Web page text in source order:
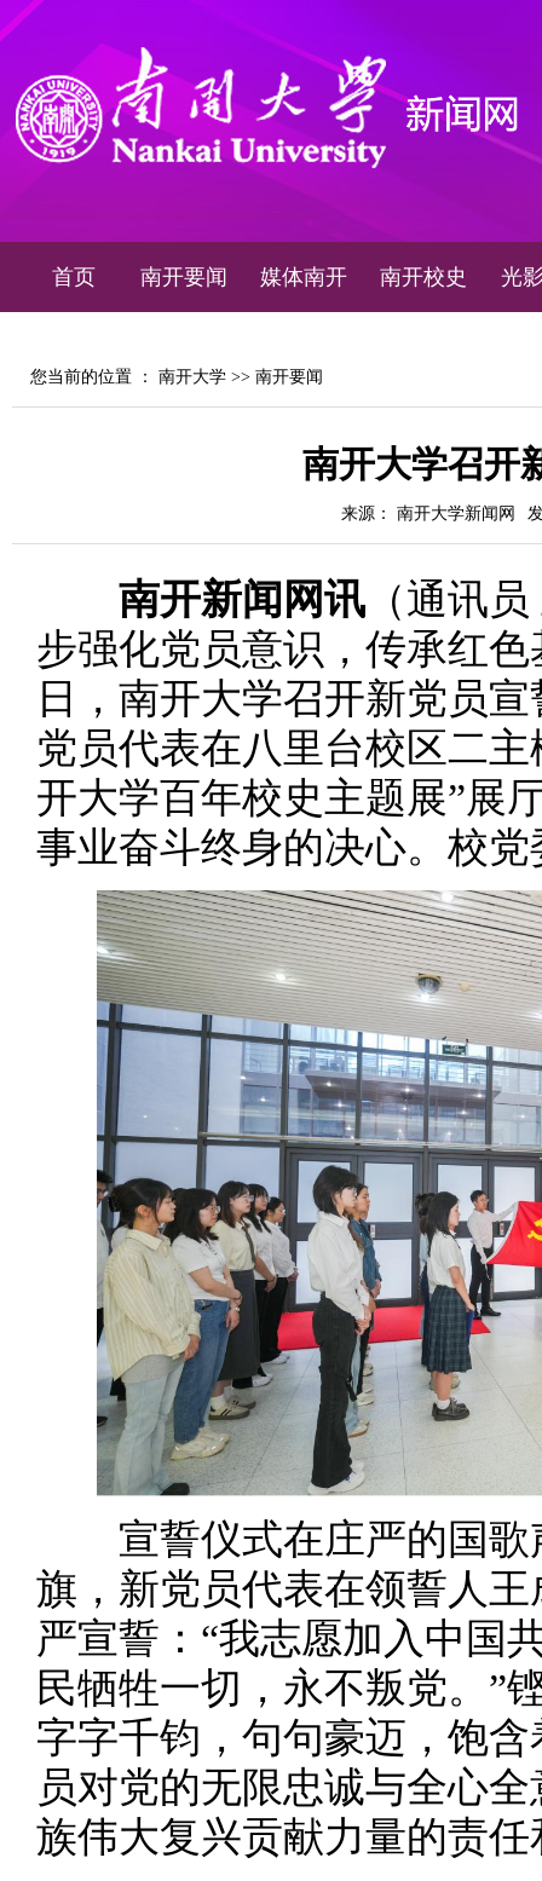
首页 南开要闻 媒体南开 南开校史 光
您当前的位置 ： 南开大学 >> 南开要闻
南开大学召开
来源： 南开大学新闻网
南开新闻网讯 （通讯
步强化党员意识，传承红
日，南开大学召开新党员
党员代表在八里台校区二
开大学百年校史主题展”展
事业奋斗终身的决心。校
宣誓仪式在庄严的国歌
旗，新党员代表在领誓人
严宣誓：“我志愿加入中国
民牺牲一切，永不叛党。”
字字千钧，句句豪迈，饱
员对党的无限忠诚与全心
族伟大复兴贡献力量的责任